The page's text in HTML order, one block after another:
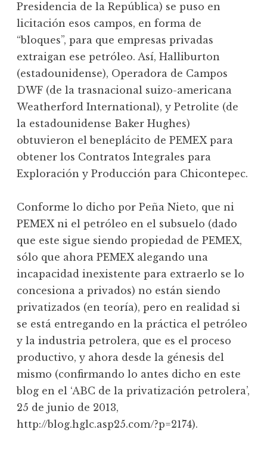
Presidencia de la República) se puso en
licitación esos campos, en forma de
“bloques”, para que empresas privadas
extraigan ese petróleo. Así, Halliburton
(estadounidense), Operadora de Campos
DWF (de la trasnacional suizo-americana
Weatherford International), y Petrolite (de
la estadounidense Baker Hughes)
obtuvieron el beneplácito de PEMEX para
obtener los Contratos Integrales para
Exploración y Producción para Chicontepec.
Conforme lo dicho por Peña Nieto, que ni
PEMEX ni el petróleo en el subsuelo (dado
que este sigue siendo propiedad de PEMEX,
sólo que ahora PEMEX alegando una
incapacidad inexistente para extraerlo se lo
concesiona a privados) no están siendo
privatizados (en teoría), pero en realidad si
se está entregando en la práctica el petróleo
y la industria petrolera, que es el proceso
productivo, y ahora desde la génesis del
mismo (confirmando lo antes dicho en este
blog en el ‘ABC de la privatización petrolera’,
25 de junio de 2013,
http://blog.hglc.asp25.com/?p=2174).